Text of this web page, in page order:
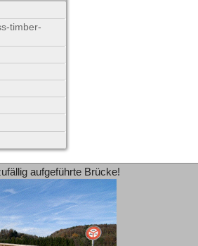
timber-
aufgeführte Brücke!